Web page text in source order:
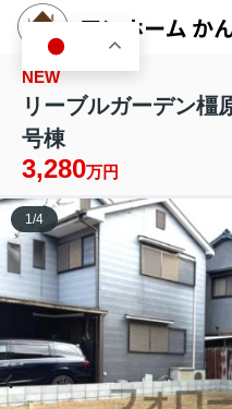
NEW
リーブルガーデン橿
号棟
3,280万円
1/4